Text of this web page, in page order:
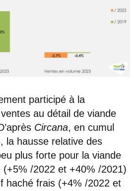
participé à la
au détail de viande
Circana, en cumul
la hausse relative des
plus forte pour la viande
(+5% /2022 et +40% /2021)
haché frais (+4% /2022 et